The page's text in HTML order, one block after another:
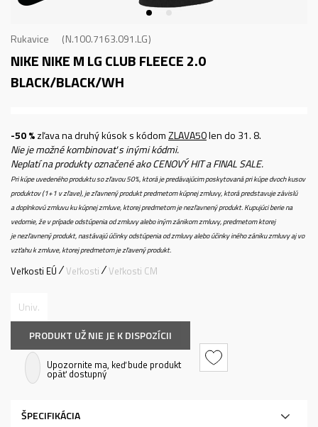
Rukavice N.100.7163.091.LG
NIKE NIKE M LG CLUB FLEECE 2.0
BLACK/BLACK/WH
-50 %zľava na druhý kúsok s kódomZLAVA50len do 31. 8.
Nie je možné kombinovať s inými kódmi.
Neplatí na produkty označené ako CENOVÝ HIT a FINAL SALE.
Pri kúpe uvedeného produktu so zľavou 50%, ktorá je predávajúcim poskytovaná pri kúpe dvoch kusov
produktov (1+1 v zľave), je zľavnený produkt predmetom kúpnej zmluvy, ktorá predstavuje závislú
a doplnkovú zmluvu ku kúpnej zmluve, ktorej predmetom je nezľavnený produkt. Kupujúci berie na
vedomie, že v prípade odstúpenia od zmluvy alebo iným zánikom zmluvy, predmetom ktorej
je nezľavnený produkt, nastávajú účinky odstúpenia od zmluvy alebo účinky iného zániku zmluvy aj vo
vzťahu k zmluve, ktorej predmetom je zľavený produkt.
Veľkosti EÚ Veľkosti Veľkosti CM
Univ.
PRODUKT UŽ NIE JE K DISPOZÍCII
Upozornite ma, keď bude produkt
opäť dostupný
ŠPECIFIKÁCIA